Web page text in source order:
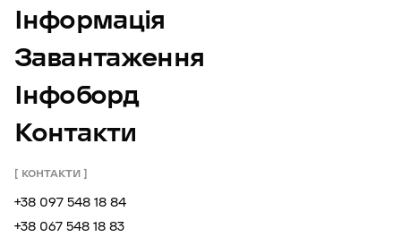
Інформація
Завантаження
Інфоборд
Контакти
КОНТАКТИ
+38 097 548 18 84
+38 067 548 18 83